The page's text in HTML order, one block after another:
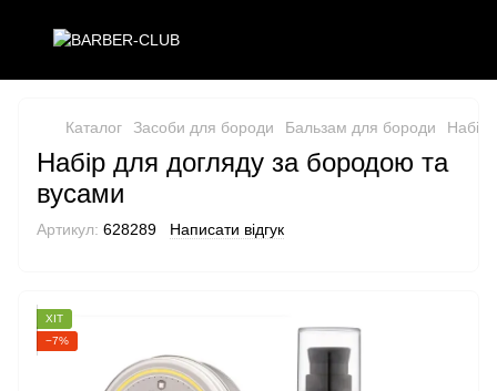
Каталог Засоби для бороди Бальзам для бороди Набір
Набір для догляду за бородою та
вусами
Артикул: 628289 Написати відгук
ХІТ
−7%